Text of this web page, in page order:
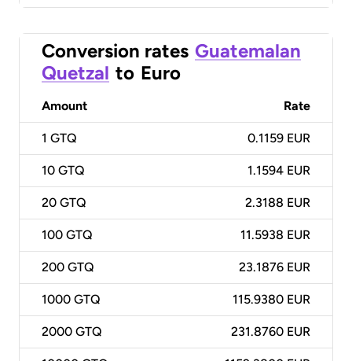
Conversion rates Guatemalan
Quetzal to Euro
Amount Rate
1 GTQ 0.1159 EUR
10 GTQ 1.1594 EUR
20 GTQ 2.3188 EUR
100 GTQ 11.5938 EUR
200 GTQ 23.1876 EUR
1000 GTQ 115.9380 EUR
2000 GTQ 231.8760 EUR